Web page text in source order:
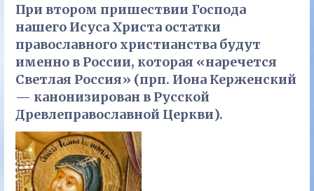
При втором пришествии Господа
нашего Исуса Христа остатки
православного христианства будут
именно в России, которая «наречется
Светлая Россия» (прп. Иона Керженский
— канонизирован в Русской
Древлеправославной Церкви).